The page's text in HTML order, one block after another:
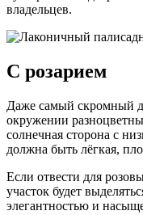
владельцев.
С розарием
Даже самый скромный
окружении
солнечная сторона с
должна быть лёгкая,
Если отвести для
участок будет
элегантностью и